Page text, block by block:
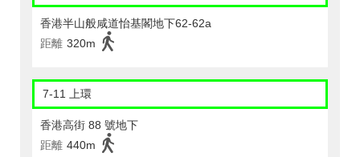
香港半山般咸道怡基閣地下62-62a
距離 320m
7-11 上環
香港高街 88 號地下
距離 440m